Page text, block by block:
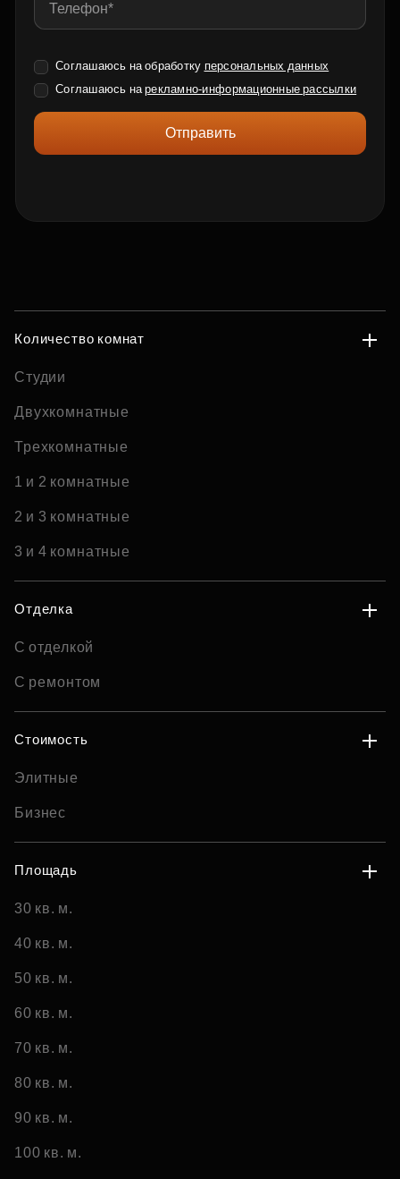
Соглашаюсь на обработку персональных данных
Соглашаюсь нарекламно-информационные рассылки
Отправить
Количество комнат
Студии
Двухкомнатные
Трехкомнатные
1 и 2 комнатные
2 и 3 комнатные
3 и 4 комнатные
Отделка
С отделкой
С ремонтом
Стоимость
Элитные
Бизнес
Площадь
30 кв. м.
40 кв. м.
50 кв. м.
60 кв. м.
70 кв. м.
80 кв. м.
90 кв. м.
100 кв. м.